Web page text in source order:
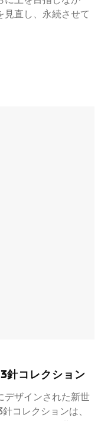
見直し、永続させて
針コレクション
デザインされた新世
針コレクションは、